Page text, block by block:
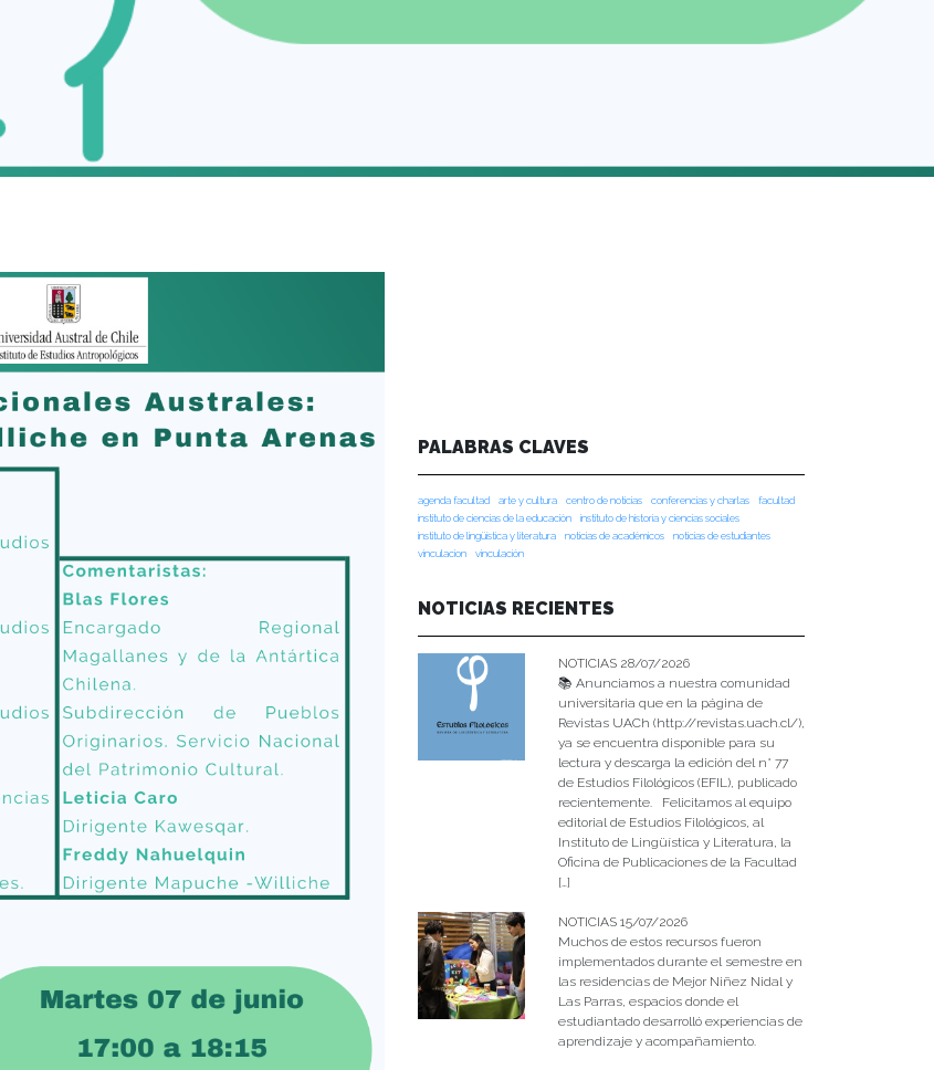
PALABRAS CLAVES
agenda facultad arte y cultura centro de noticias conferencias y charlas
facultad
instituto de ciencias de la educación
instituto de historia y ciencias sociales
instituto de lingüística y literatura
noticias de académicos
noticias de estudiantes
vinculacion
vinculación
NOTICIAS RECIENTES
NOTICIAS 28/07/2026
📚 Anunciamos a nuestra comunidad
universitaria que en la página de
Revistas UACh (http://revistas.uach.cl/),
ya se encuentra disponible para su
lectura y descarga la edición del n° 77
de Estudios Filológicos (EFIL), publicado
recientemente. Felicitamos al equipo
editorial de Estudios Filológicos, al
Instituto de Lingüística y Literatura, la
Oficina de Publicaciones de la Facultad
[…]
NOTICIAS 15/07/2026
Muchos de estos recursos fueron
implementados durante el semestre en
las residencias de Mejor Niñez Nidal y
Las Parras, espacios donde el
estudiantado desarrolló experiencias de
aprendizaje y acompañamiento.